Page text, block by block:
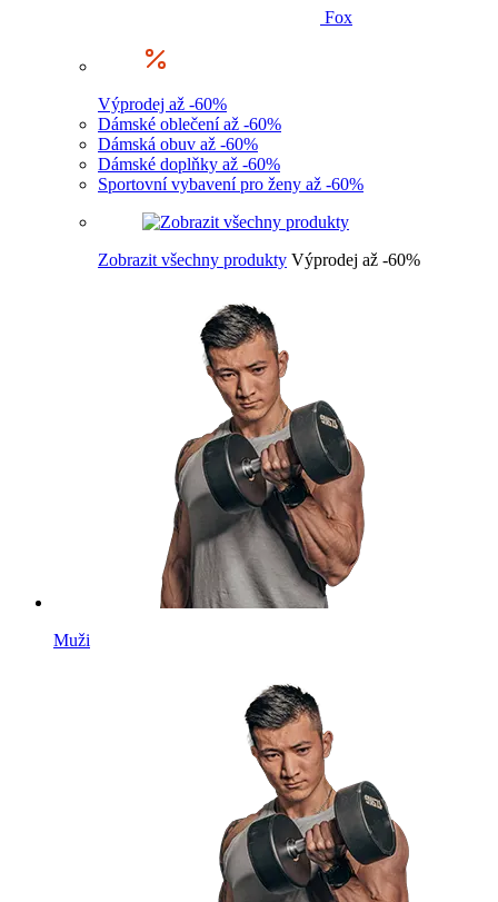
Fox
Výprodej až -60%
Dámské oblečení až -60%
Dámská obuv až -60%
Dámské doplňky až -60%
Sportovní vybavení pro ženy až -60%
Zobrazit všechny produkty Výprodej až -60%
Muži